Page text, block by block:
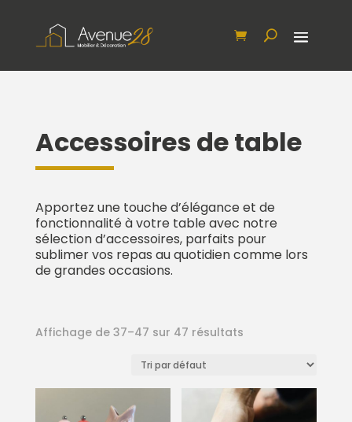
Accessoires de table
Apportez une touche d’élégance et de
fonctionnalité à votre table avec notre
sélection d’accessoires, parfaits pour
sublimer vos repas au quotidien comme lors
de grandes occasions.
Affichage de 37–47 sur 47 résultats